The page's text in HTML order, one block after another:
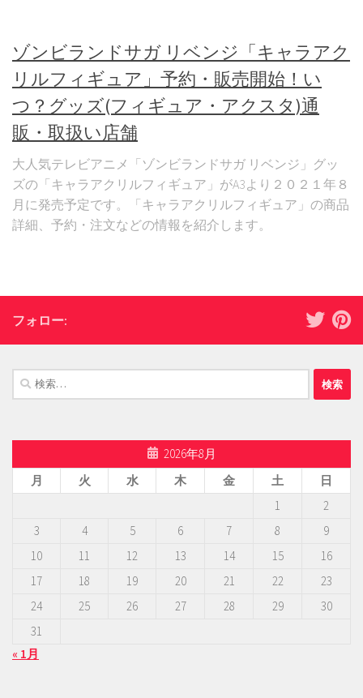
ゾンビランドサガ リベンジ「キャラアク
リルフィギュア」予約・販売開始！い
つ？グッズ(フィギュア・アクスタ)通
販・取扱い店舗
大人気テレビアニメ「ゾンビランドサガ リベンジ」グッ
ズの「キャラアクリルフィギュア」がA3より２０２１年８
月に発売予定です。「キャラアクリルフィギュア」の商品
詳細、予約・注文などの情報を紹介します。
フォロー:
検
索:
2026年8月
月
火 水 木 金 土
日
1
2
3
4 5 6 7 8
9
10
11 12 13 14 15
16
17
18 19 20 21 22
23
24
25 26 27 28 29
30
31
« 1月